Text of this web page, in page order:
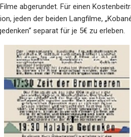
abgerundet. Für einen
jeden der beiden Langfilme,
separat für je 5€ zu erleben.